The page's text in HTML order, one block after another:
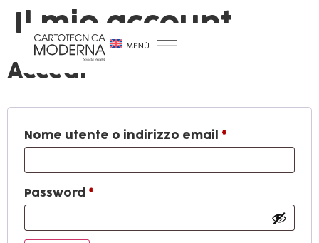
Il mio account
Accedi
Nome utente o indirizzo email *
Password *